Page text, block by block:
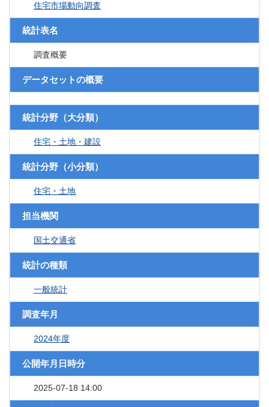
住宅市場動向調査
統計表名
調査概要
データセットの概要
統計分野（大分類）
住宅・土地・建設
統計分野（小分類）
住宅・土地
担当機関
国土交通省
統計の種類
一般統計
調査年月
2024年度
公開年月日時分
2025-07-18 14:00